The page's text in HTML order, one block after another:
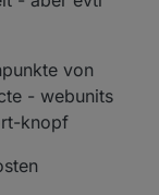
{
;)) um
Ich habe
mich gefreut
ist.
Ahnung ´wie ich
:)
von
- webunits
knopf